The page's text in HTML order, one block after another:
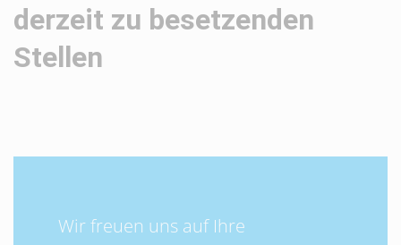
derzeit zu besetzenden
Stellen
Wir freuen uns auf Ihre